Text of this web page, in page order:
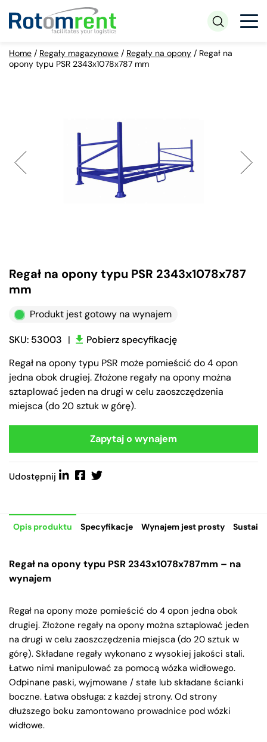
Home / Regały magazynowe / Regały na opony / Regał na
opony typu PSR 2343x1078x787 mm
Regał na opony typu PSR 2343x1078x787
mm
Produkt jest gotowy na wynajem
SKU: 53003 |
Pobierz specyfikację
Regał na opony typu PSR może pomieścić do 4 opon
jedna obok drugiej. Złożone regały na opony można
sztaplować jeden na drugi w celu zaoszczędzenia
miejsca (do 20 sztuk w górę).
Zapytaj o wynajem
Udostępnij
Opis produktu Specyfikacje Wynajem jest prosty
Regał na opony typu PSR 2343x1078x787mm – na
wynajem
Regał na opony może pomieścić do 4 opon jedna obok
drugiej. Złożone regały na opony można sztaplować jeden
na drugi w celu zaoszczędzenia miejsca (do 20 sztuk w
górę). Składane regały wykonano z wysokiej jakości stali.
Łatwo nimi manipulować za pomocą wózka widłowego.
Odpinane paski, wyjmowane / stałe lub składane ścianki
boczne. Łatwa obsługa: z każdej strony. Od strony
dłuższego boku zamontowano prowadnice pod wózki
widłowe.